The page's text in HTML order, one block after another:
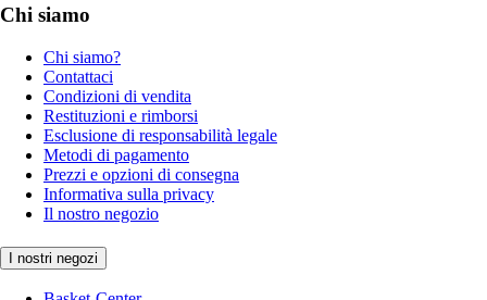
Chi siamo
Chi siamo?
Contattaci
Condizioni di vendita
Restituzioni e rimborsi
Esclusione di responsabilità legale
Metodi di pagamento
Prezzi e opzioni di consegna
Informativa sulla privacy
Il nostro negozio
I nostri negozi